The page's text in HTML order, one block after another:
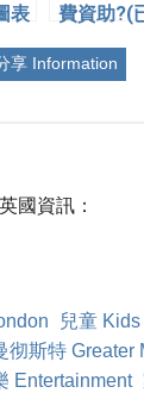
表
費資助?(
享 Information
國資訊：
兒童 Kids
彻斯特 Greater
Entertainment